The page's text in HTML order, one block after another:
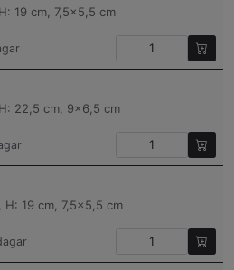
19 cm, 7,5×5,5 cm
22,5 cm, 9×6,5 cm
H: 19 cm, 7,5×5,5 cm